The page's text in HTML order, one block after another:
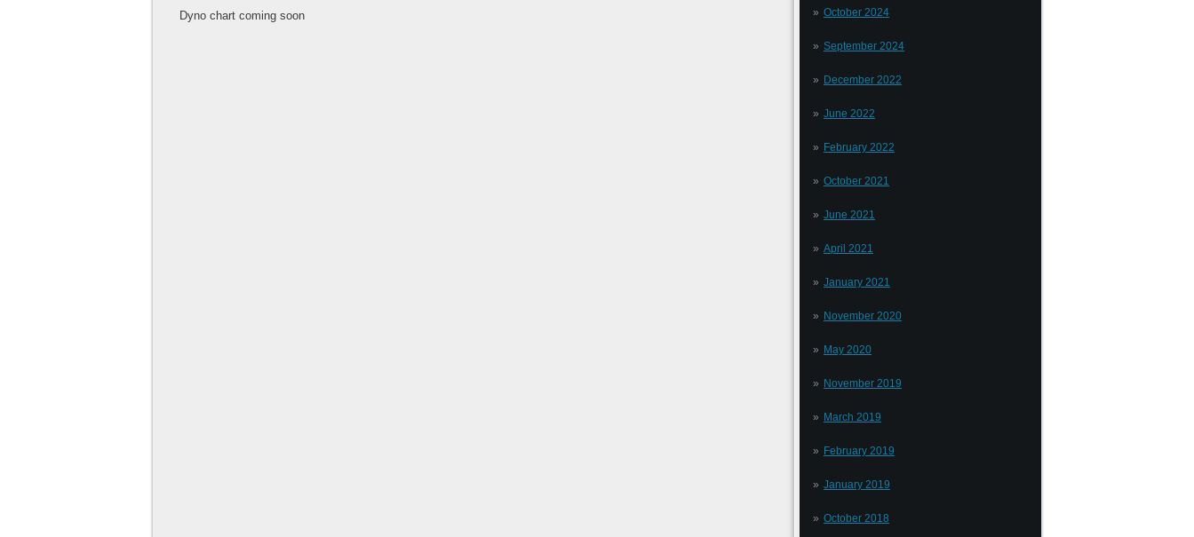
October 2024
September 2024
December 2022
June 2022
February 2022
October 2021
June 2021
April 2021
January 2021
November 2020
May 2020
November 2019
March 2019
February 2019
January 2019
October 2018
Dyno chart coming soon